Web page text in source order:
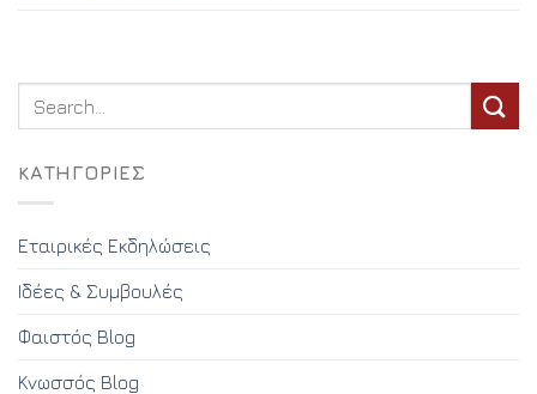
KΑΤΗΓΟΡΊΕΣ
Εταιρικές Εκδηλώσεις
Ιδέες & Συμβουλές
Φαιστός Blog
Κνωσσός Blog